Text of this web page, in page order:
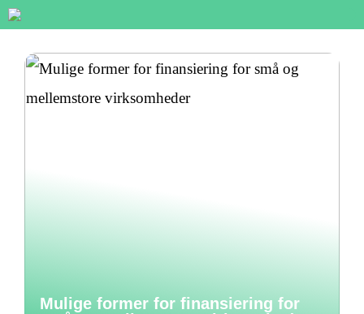
Mulige former for finansiering for